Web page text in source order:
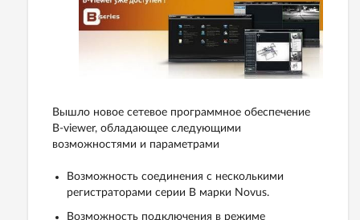
Вышло новое сетевое программное обеспечение
B-viewer, обладающее следующими
возможностями и параметрами
Возможность соединения с несколькими
регистраторами серии В марки Novus.
Возможность подключения в режиме